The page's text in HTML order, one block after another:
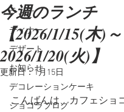
ランチ
ディナー
デザート
お知らせ
デコレーションケーキ
ショコラブログ
今週のランチ
【2026/1/15(木)～
2026/1/20(火)】
更新日：1月15日
こんばんは、カフェショ